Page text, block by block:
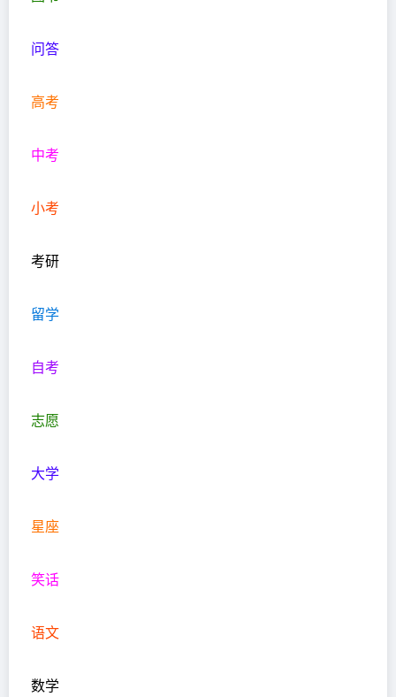
问答
高考
中考
小考
考研
留学
自考
志愿
大学
星座
笑话
语文
数学